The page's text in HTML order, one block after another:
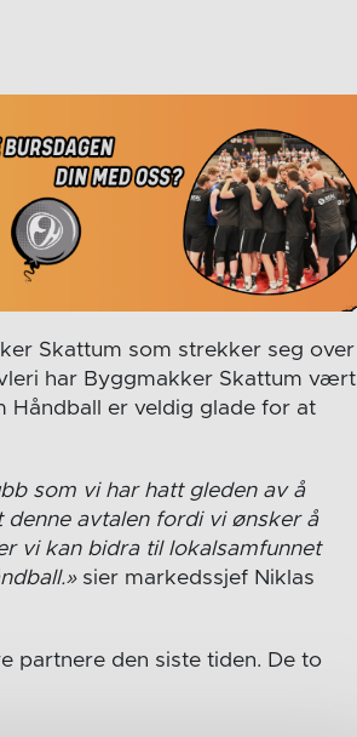
Skattum som strekker seg over
har Byggmakker Skattum vært
Håndball er veldig glade for at
som vi har hatt gleden av å
avtalen fordi vi ønsker å
vi kan bidra til lokalsamfunnet
sier markedssjef Niklas
partnere den siste tiden. De to